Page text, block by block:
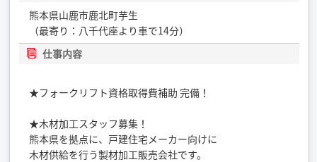
熊本県山鹿市鹿北町芋生
（最寄り：八千代座より車で14分）
仕事内容
★フォークリフト資格取得費補助 完備！
★木材加工スタッフ募集！
熊本県を拠点に、戸建住宅メーカー向けに
木材供給を行う製材加工販売会社です。